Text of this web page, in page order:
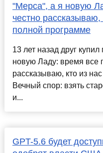
"Мерса", а я новую
честно
полной программе
13 лет назад друг
новую Ладу: время все
рассказываю, кто из
Вечный спор: взять
и...
GPT-5.6 будет